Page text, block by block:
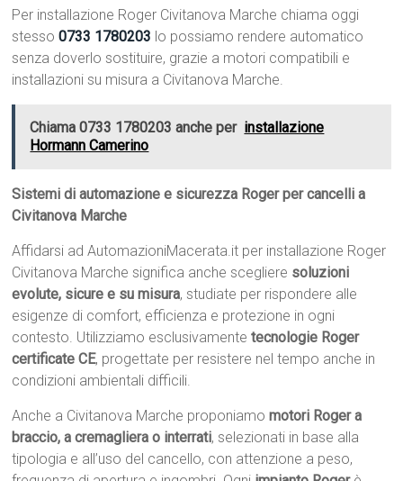
Per installazione Roger Civitanova Marche chiama oggi
stesso0733 1780203 lo possiamo rendere automatico
senza doverlo sostituire, grazie a motori compatibili e
installazioni su misura a Civitanova Marche.
Chiama 0733 1780203 anche per installazione
Hormann Camerino
Sistemi di automazione e sicurezza Roger per cancelli a
Civitanova Marche
Affidarsi ad AutomazioniMacerata.it per installazione Roger
Civitanova Marche significa anche scegliere soluzioni
evolute, sicure e su misura, studiate per rispondere alle
esigenze di comfort, efficienza e protezione in ogni
contesto. Utilizziamo esclusivamentetecnologie Roger
certificate CE, progettate per resistere nel tempo anche in
condizioni ambientali difficili.
Anche a Civitanova Marche proponiamomotori Roger a
braccio, a cremagliera o interrati, selezionati in base alla
tipologia e all’uso del cancello, con attenzione a peso,